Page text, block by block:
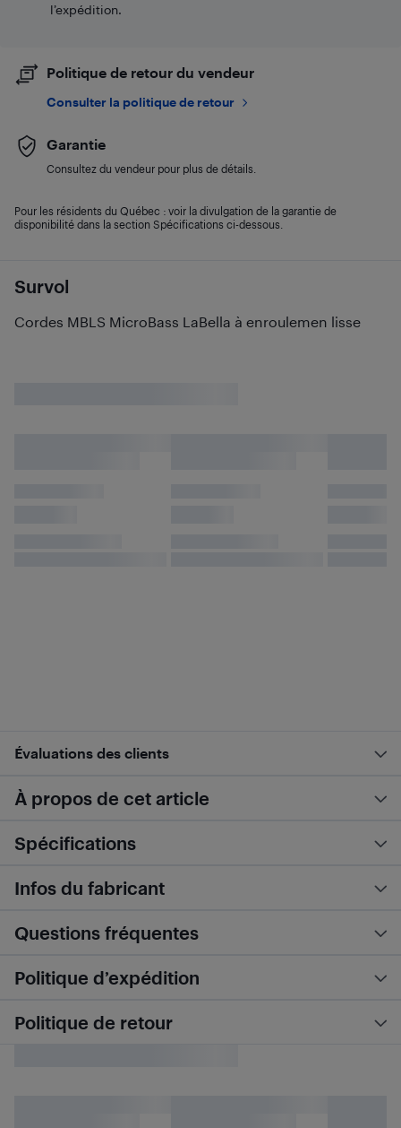
Survol
Cordes MBLS MicroBass LaBella à enroulemen lisse
l’expédition.
Politique de retour du vendeur
Consulter la politique de retour
Garantie
Consultez du vendeur pour plus de détails.
Pour les résidents du Québec : voir la divulgation de la garantie de
disponibilité dans la section Spécifications ci-dessous.
Évaluations des clients
À propos de cet article
Spécifications
Infos du fabricant
Questions fréquentes
Politique d’expédition
Politique de retour